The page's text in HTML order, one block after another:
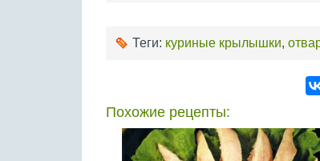
Теги: куриные крылышки,
Похожие рецепты: